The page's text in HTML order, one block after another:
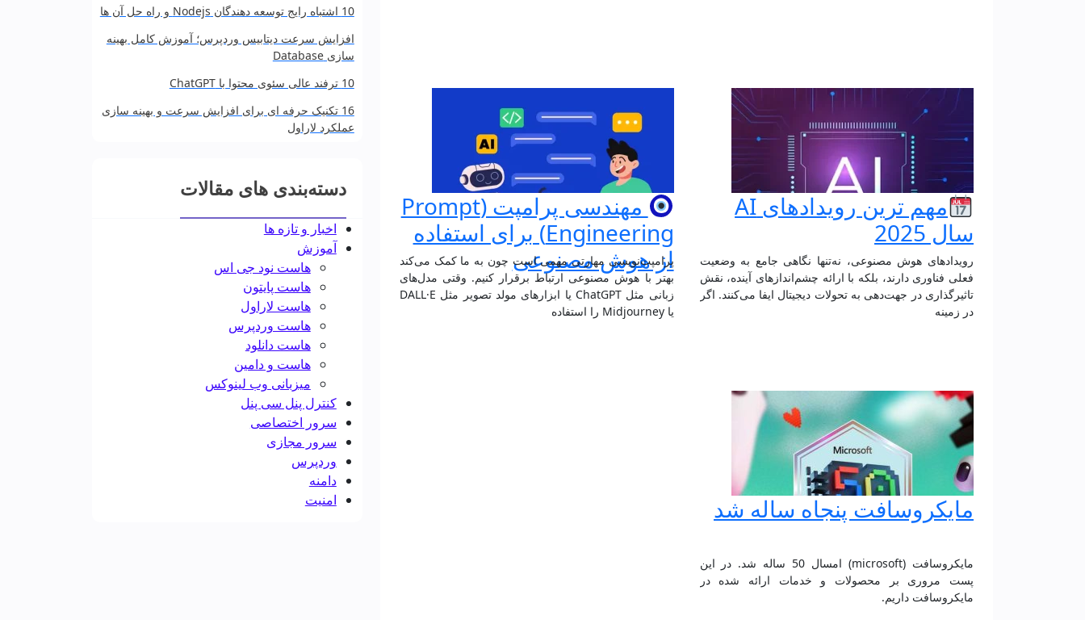
مهم ترین رویدادهای AI
سال 2025
رویدادهای هوش مصنوعی، نه‌تنها نگاهی جامع به وضعیت
فعلی فناوری دارند، بلکه با ارائه چشم‌اندازهای آینده، نقش
تاثیرگذاری در جهت‌دهی به تحولات دیجیتال ایفا می‌کنند. اگر
در زمینه
مهندسی پرامپت (Prompt
Engineering) برای استفاده
از هوش مصنوعی
پرامپت‌نویسی مهارتی مهمی است چون به ما کمک می‌کند
بهتر با هوش مصنوعی ارتباط برقرار کنیم. وقتی مدل‌های
زبانی مثل ChatGPT یا ابزارهای مولد تصویر مثل DALL·E
یا Midjourney را استفاده
مایکروسافت پنجاه ساله شد
مایکروسافت (microsoft) امسال 50 ساله شد. در این
پست مروری بر محصولات و خدمات ارائه شده در
مایکروسافت داریم.
10 اشتباه رایج توسعه‌ دهندگان Nodejs و راه حل آن‌ ها
افزایش سرعت دیتابیس وردپرس؛ آموزش کامل بهینه‌
سازی Database
10 ترفند عالی سئوی محتوا با ChatGPT
16 تکنیک حرفه‌ ای برای افزایش سرعت و بهینه‌ سازی
عملکرد لاراول
دسته‌بندی های مقالات
اخبار و تازه ها
آموزش
هاست نود جی اس
هاست پایتون
هاست لاراول
هاست وردپرس
هاست دانلود
هاست و دامین
میزبانی وب لینوکس
کنترل پنل سی پنل
سرور اختصاصی
سرور مجازی
وردپرس
دامنه
امنیت